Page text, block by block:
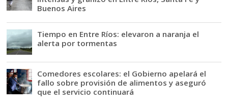
Buenos Aires
Tiempo en Entre Ríos: elevaron a naranja el
alerta por tormentas
Comedores escolares: el Gobierno apelará el
fallo sobre provisión de alimentos y aseguró
que el servicio continuará